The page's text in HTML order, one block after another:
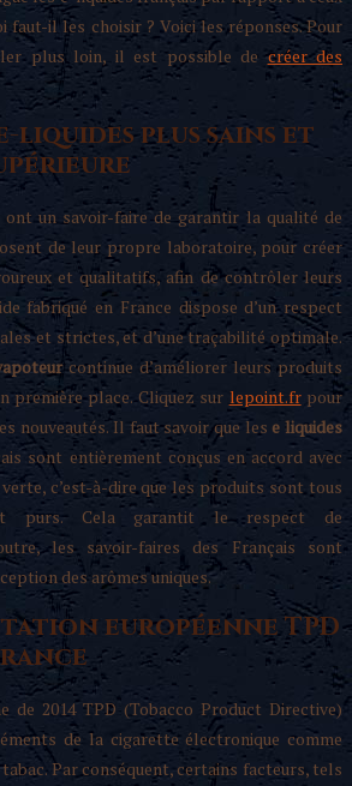
faut-il les choisir ? Voici les réponses. Pour
plus loin, il est possible decréer des
liquides plus sains et
un savoir-faire de garantir la qualité de
de leur propre laboratoire, pour créer
et qualitatifs, afin de contrôler leurs
fabriqué en France dispose d’un respect
et strictes, et d’une traçabilité optimale.
continue d’améliorer leurs produits
première place. Cliquez sur lepoint.frpour
nouveautés. Il faut savoir que les e liquides
sont entièrement conçus en accord avec
c’est-à-dire que les produits sont tous
purs. Cela garantit le respect de
les savoir-faires des Français sont
des arômes uniques.
européenne TPD
de 2014 TPD (Tobacco Product Directive)
de la cigarette électronique comme
Par conséquent, certains facteurs, tels